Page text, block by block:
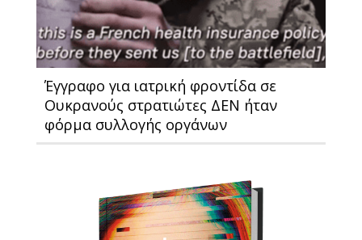
Έγγραφο για ιατρική φροντίδα σε
Ουκρανούς στρατιώτες ΔΕΝ ήταν
φόρμα συλλογής οργάνων